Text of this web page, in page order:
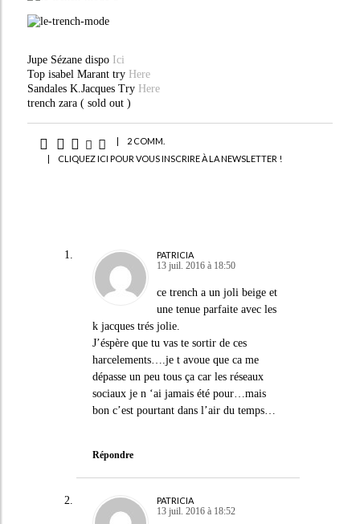
Jupe Sézane dispo Ici
Top isabel Marant try Here
Sandales K.Jacques Try Here
trench zara ( sold out )
|
2 COMM.
|
CLIQUEZ ICI POUR VOUS INSCRIRE À LA NEWSLETTER !
PATRICIA
13 juil. 2016 à 18:50
ce trench a un joli beige et
une tenue parfaite avec les
k jacques trés jolie.
J’éspère que tu vas te sortir de ces
harcelements….je t avoue que ca me
dépasse un peu tous ça car les réseaux
sociaux je n ‘ai jamais été pour…mais
bon c’est pourtant dans l’air du temps…
Répondre
PATRICIA
13 juil. 2016 à 18:52